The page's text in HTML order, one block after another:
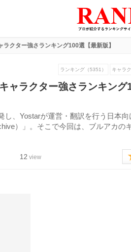
ラクター強さランキング100選【最新版】
ランキング（5351） キャラ
ャラクター強さランキング
、Yostarが運営・翻訳を行う日本
）」。そこで今回は、ブルアカの
12 view